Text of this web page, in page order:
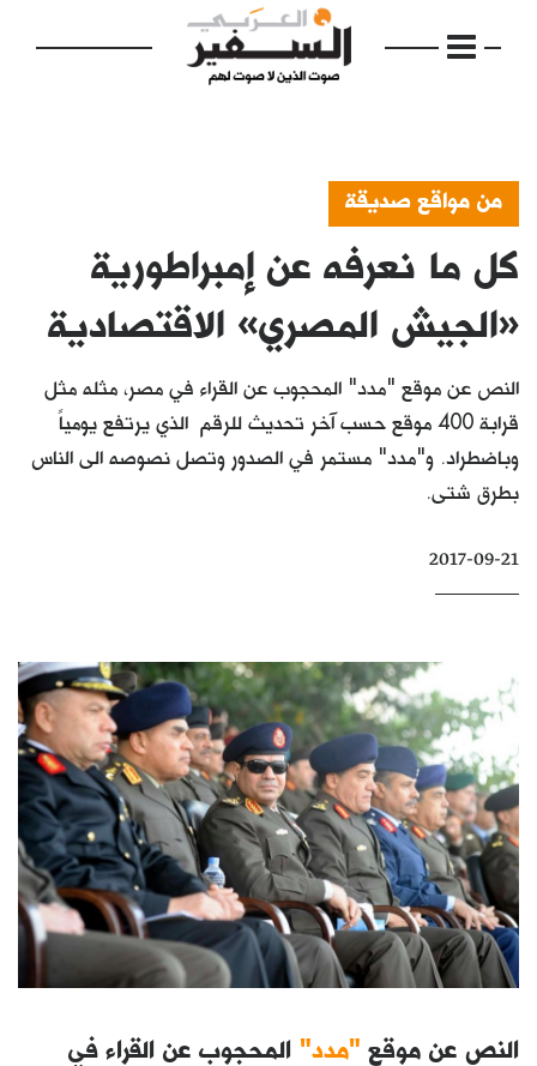
الرئيسية
مواضيع
فكرة
دفاتر
بالصورة
كتّابنا
من مواقع صديقة
كل ما نعرفه عن إمبراطورية
«الجيش المصري» الاقتصادية
النص عن موقع "مدد" المحجوب عن القراء في مصر، مثله مثل
قرابة 400 موقع حسب آخر تحديث للرقم الذي يرتفع يومياً
وباضطراد. و"مدد" مستمر في الصدور وتصل نصوصه الى الناس
بطرق شتى.
2017-09-21
النص عن موقع "مدد" المحجوب عن القراء في